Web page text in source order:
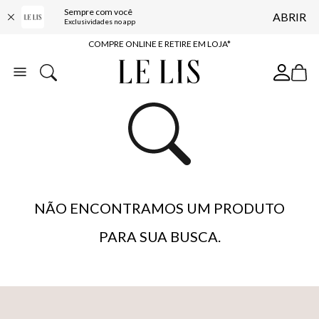
Sempre com você
Exclusividades no app ABRIR
10% OFF NA PRIMEIRA COMPRA*
COMPRE ONLINE E RETIRE EM LOJA*
ENTREGA EXPRESSA*
BAIXE O APP
10% OFF NA PRIMEIRA COMPRA*
NÃO ENCONTRAMOS UM PRODUTO
PARA SUA BUSCA.